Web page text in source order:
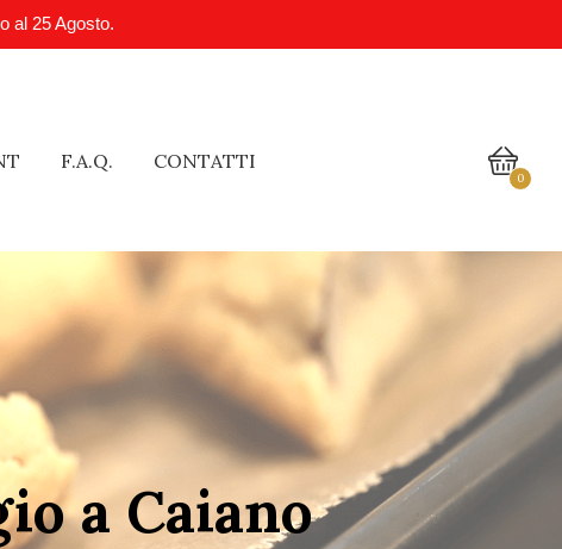
al 25 Agosto.
F.A.Q. CONTATTI
0
a Caiano